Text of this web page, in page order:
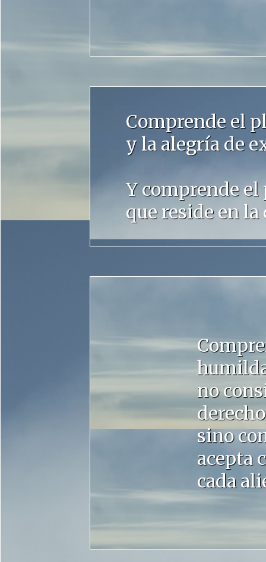
Comprende el
y la alegría de
Y comprende el
que reside en
no
sino
acepta
cada